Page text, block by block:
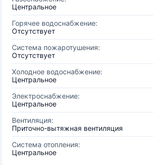
Центральное
Горячее водоснабжение:
Отсутствует
Система пожаротушения:
Отсутствует
Холодное водоснабжение:
Центральное
Электроснабжение:
Центральное
Вентиляция:
Приточно-вытяжная вентиляция
Система отопления:
Центральное